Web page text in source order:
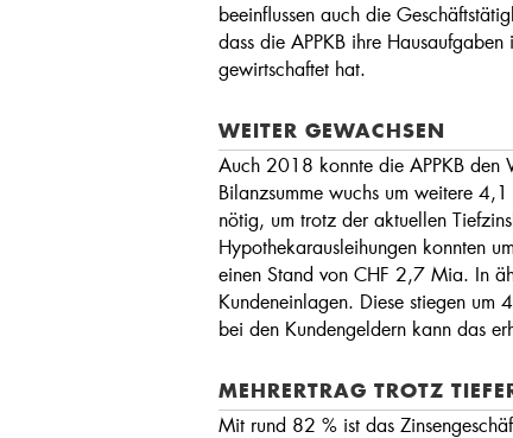
beeinflussen auch die
dass die APPKB ihre
gewirtschaftet hat.
WEITER GEWACHSEN
Auch 2018 konnte die APPKB den
Bilanzsumme wuchs um weitere
nötig, um trotz der aktuellen
Hypothekarausleihungen konnten
einen Stand von CHF 2,7 Mia. In
Kundeneinlagen. Diese stiegen
bei den Kundengeldern kann das
MEHRERTRAG TROTZ
Mit rund 82 % ist das